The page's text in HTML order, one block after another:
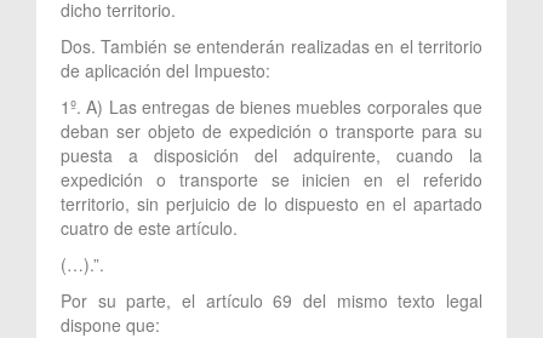
dicho territorio.
Dos. También se entenderán realizadas en el territorio
de aplicación del Impuesto:
1º. A) Las entregas de bienes muebles corporales que
deban ser objeto de expedición o transporte para su
puesta a disposición del adquirente, cuando la
expedición o transporte se inicien en el referido
territorio, sin perjuicio de lo dispuesto en el apartado
cuatro de este artículo.
(…).”.
Por su parte, el artículo 69 del mismo texto legal
dispone que: